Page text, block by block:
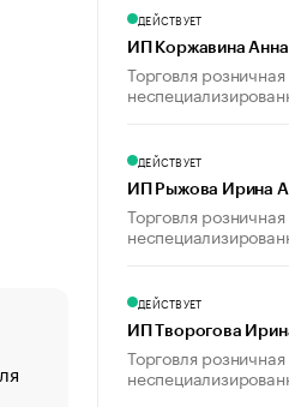
«От спорта тело
создавшей GTA
ДЕЙСТВУЕТ
ИП Коржавина
Торговля розничная
ДЕЙСТВУЕТ
ИП Рыжова Ирина
Торговля розничная
ДЕЙСТВУЕТ
ИП Творогова
Торговля розничная